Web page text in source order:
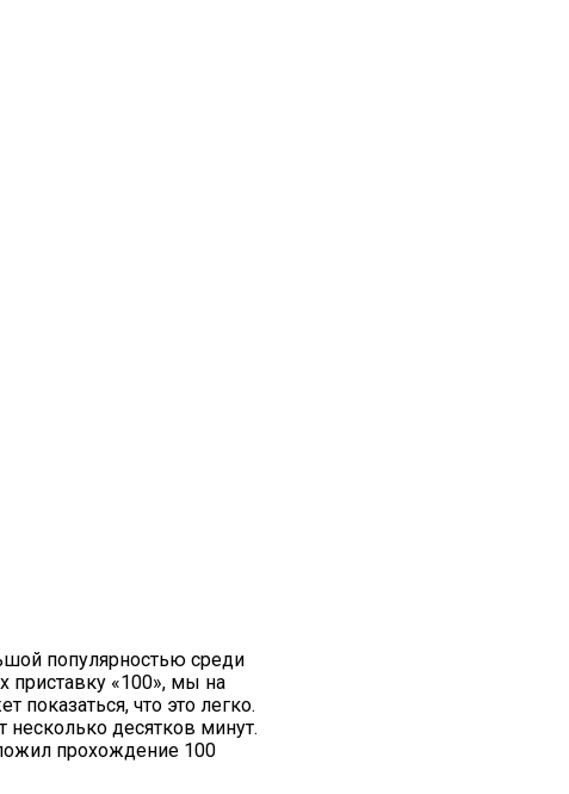
популярностью среди
приставку «100», мы на
что это легко.
несколько десятков минут.
прохождение 100